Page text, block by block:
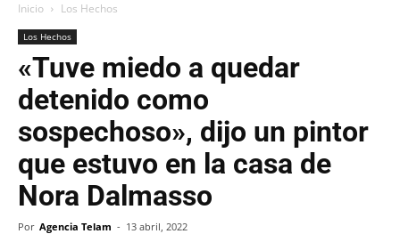
Inicio Los Hechos
Los Hechos
«Tuve miedo a quedar
detenido como
sospechoso», dijo un pintor
que estuvo en la casa de
Nora Dalmasso
Por Agencia Telam - 13 abril, 2022